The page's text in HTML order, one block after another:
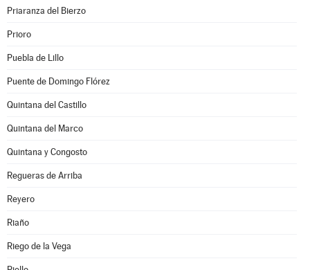
Priaranza del Bierzo
Prioro
Puebla de Lillo
Puente de Domingo Flórez
Quintana del Castillo
Quintana del Marco
Quintana y Congosto
Regueras de Arriba
Reyero
Riaño
Riego de la Vega